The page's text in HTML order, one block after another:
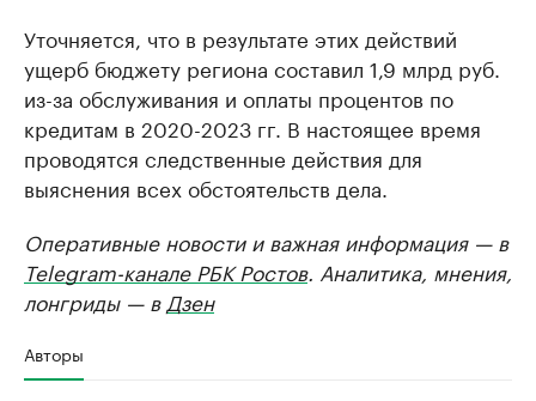
Уточняется, что в результате этих действий
ущерб бюджету региона составил 1,9 млрд руб.
из-за обслуживания и оплаты процентов по
кредитам в 2020-2023 гг. В настоящее время
проводятся следственные действия для
выяснения всех обстоятельств дела.
Оперативные новости и важная информация — в
Telegram-канале РБК Ростов. Аналитика, мнения,
лонгриды — в Дзен
Авторы